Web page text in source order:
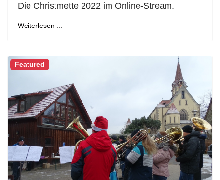
Die Christmette 2022 im Online-Stream.
Weiterlesen ...
Featured